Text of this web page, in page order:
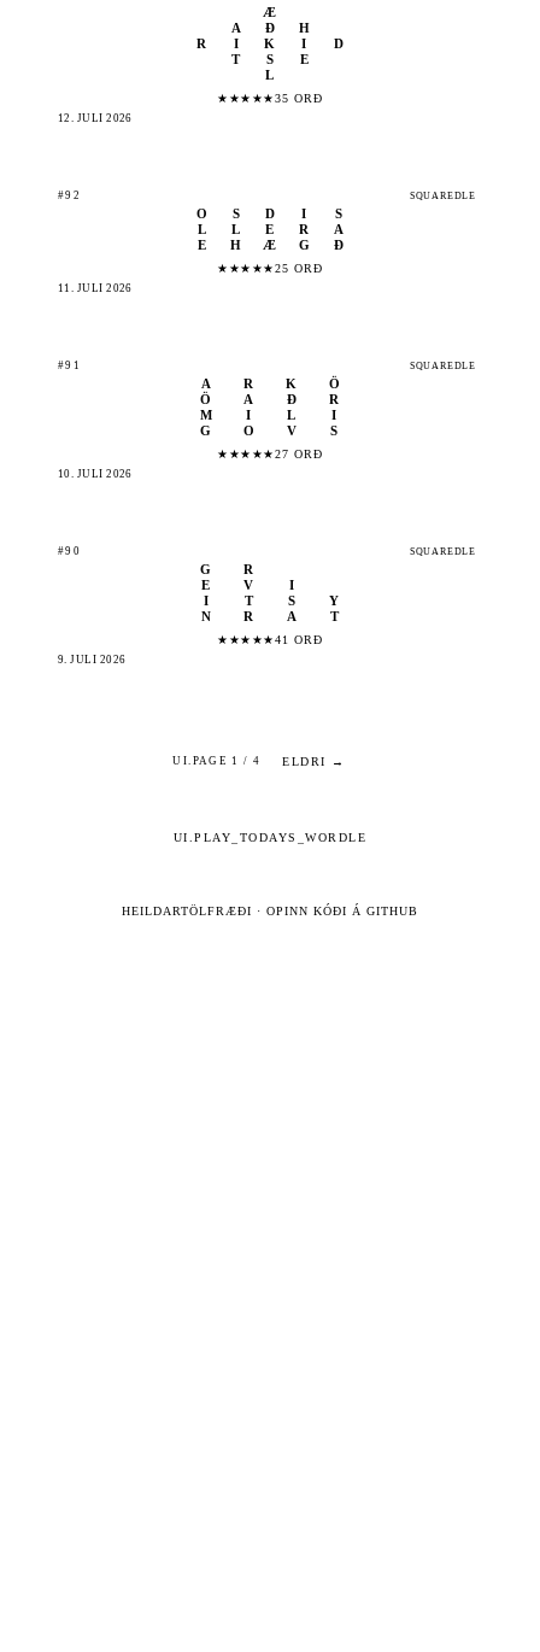
Æ
A
Ð
H
R
I K I
D
T
S
E
L
★ ★★ ★★35 ORÐ
12. JÚLÍ 2026
#92 SQUAREDLE
O S D I
S
L
L E R
A
E
H Æ G Ð
★ ★★ ★★25 ORÐ
11. JÚLÍ 2026
#91 SQUAREDLE
A R K
Ö
Ö
A Ð
R
M
I L
I
G
O V S
★ ★★ ★★27 ORÐ
10. JÚLÍ 2026
#90 SQUAREDLE
G
R
E
V
I
I
T S
Y
N
R A T
★ ★★ ★★41 ORÐ
9. JÚLÍ 2026
UI.PAGE 1 / 4 ELDRI →
UI.PLAY_TODAYS_WORDLE
HEILDARTÖLFRÆÐI · OPINN KÓÐI Á GITHUB